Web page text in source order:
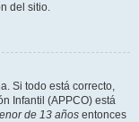
del sitio.
Si todo está correcto,
Infantil (APPCO) está
de 13 años entonces